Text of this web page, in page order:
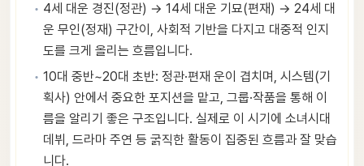
4세 대운 경진(정관) → 14세 대운 기묘(편재) → 24세 대
운 무인(정재) 구간이, 사회적 기반을 다지고 대중적 인지
도를 크게 올리는 흐름입니다.
10대 중반~20대 초반: 정관·편재 운이 겹치며, 시스템(기
획사) 안에서 중요한 포지션을 맡고, 그룹·작품을 통해 이
름을 알리기 좋은 구조입니다. 실제로 이 시기에 소녀시대
데뷔, 드라마 주연 등 굵직한 활동이 집중된 흐름과 잘 맞습
니다.